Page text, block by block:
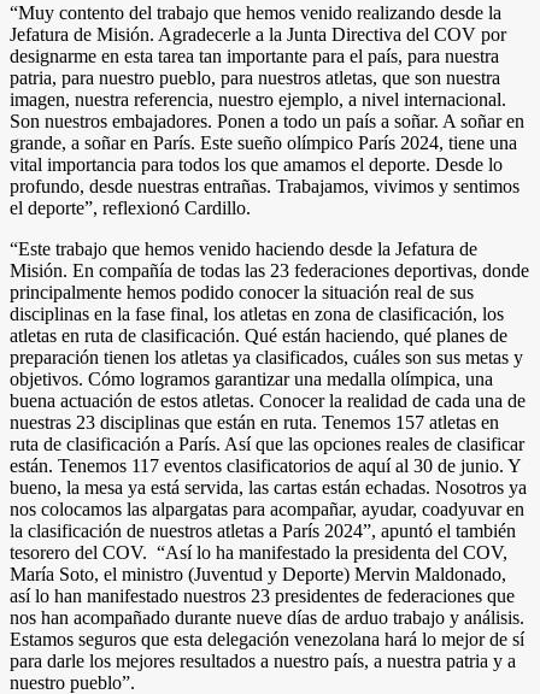
“Muy contento del trabajo que hemos venido realizando desde la
Jefatura de Misión. Agradecerle a la Junta Directiva del COV por
designarme en esta tarea tan importante para el país, para nuestra
patria, para nuestro pueblo, para nuestros atletas, que son nuestra
imagen, nuestra referencia, nuestro ejemplo, a nivel internacional.
Son nuestros embajadores. Ponen a todo un país a soñar. A soñar en
grande, a soñar en París. Este sueño olímpico París 2024, tiene una
vital importancia para todos los que amamos el deporte. Desde lo
profundo, desde nuestras entrañas. Trabajamos, vivimos y sentimos
el deporte”, reflexionó Cardillo.
“Este trabajo que hemos venido haciendo desde la Jefatura de
Misión. En compañía de todas las 23 federaciones deportivas, donde
principalmente hemos podido conocer la situación real de sus
disciplinas en la fase final, los atletas en zona de clasificación, los
atletas en ruta de clasificación. Qué están haciendo, qué planes de
preparación tienen los atletas ya clasificados, cuáles son sus metas y
objetivos. Cómo logramos garantizar una medalla olímpica, una
buena actuación de estos atletas. Conocer la realidad de cada una de
nuestras 23 disciplinas que están en ruta. Tenemos 157 atletas en
ruta de clasificación a París. Así que las opciones reales de clasificar
están. Tenemos 117 eventos clasificatorios de aquí al 30 de junio. Y
bueno, la mesa ya está servida, las cartas están echadas. Nosotros ya
nos colocamos las alpargatas para acompañar, ayudar, coadyuvar en
la clasificación de nuestros atletas a París 2024”, apuntó el también
tesorero del COV. “Así lo ha manifestado la presidenta del COV,
María Soto, el ministro (Juventud y Deporte) Mervin Maldonado,
así lo han manifestado nuestros 23 presidentes de federaciones que
nos han acompañado durante nueve días de arduo trabajo y análisis.
Estamos seguros que esta delegación venezolana hará lo mejor de sí
para darle los mejores resultados a nuestro país, a nuestra patria y a
nuestro pueblo”.